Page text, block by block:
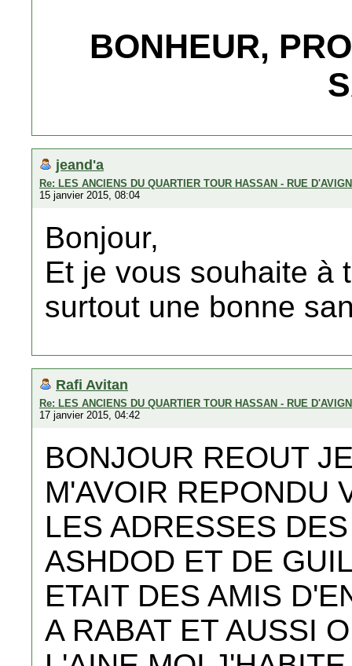
BONHEUR,
jeand'a
Re: LES ANCIENS DU QUARTIER TOUR HASSAN - RUE
15 janvier 2015, 08:04
Bonjour,
Et je vous souhaite à
surtout une bonne
Rafi Avitan
Re: LES ANCIENS DU QUARTIER TOUR HASSAN - RUE
17 janvier 2015, 04:42
BONJOUR REOUT
M'AVOIR REPONDU
LES ADRESSES
ASHDOD ET DE
ETAIT DES AMIS
A RABAT ET AUSSI